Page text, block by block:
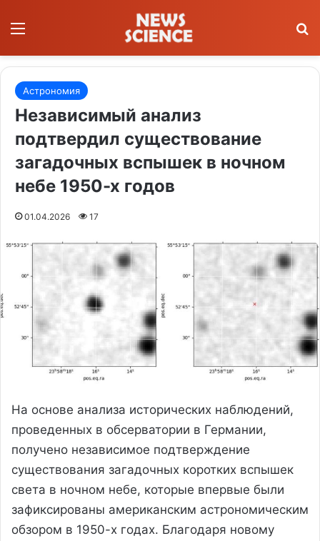
Меню
Астрономия
Независимый анализ
подтвердил существование
загадочных вспышек в ночном
небе 1950-х годов
01.04.2026 17
На основе анализа исторических наблюдений,
проведенных в обсерватории в Германии,
получено независимое подтверждение
существования загадочных коротких вспышек
света в ночном небе, которые впервые были
зафиксированы американским астрономическим
обзором в 1950-х годах. Благодаря новому